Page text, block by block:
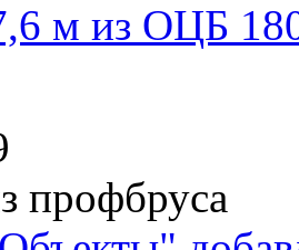
м из ОЦБ
профбруса